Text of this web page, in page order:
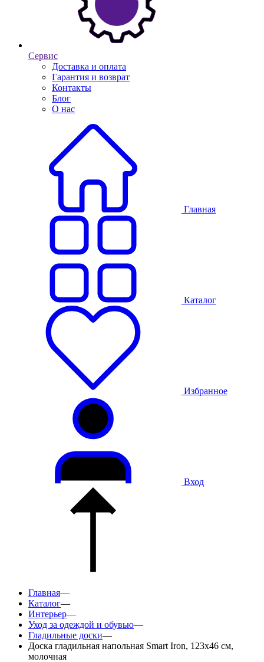
Сервис
Доставка и оплата
Гарантия и возврат
Контакты
Блог
О нас
Главная
Каталог
Избранное
Вход
Главная—
Каталог—
Интерьер—
Уход за одеждой и обувью—
Гладильные доски—
Доска гладильная напольная Smart Iron, 123х46 см,
молочная